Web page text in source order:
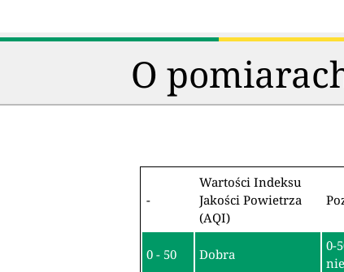
O
-
Wartości Indeksu
Jakości Powietrza
(AQI)
0 - 50 Dobra
0-